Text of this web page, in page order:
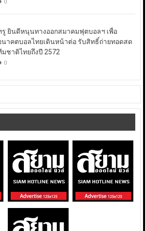
0
รู ยินดีหนุนทางออกสมาคมฟุตบอลฯ เพื่อ
นาคตบอลไทยเดินหน้าต่อ รับสิทธิ์ถ่ายทอดสด
มชาติไทยถึงปี 2572
0